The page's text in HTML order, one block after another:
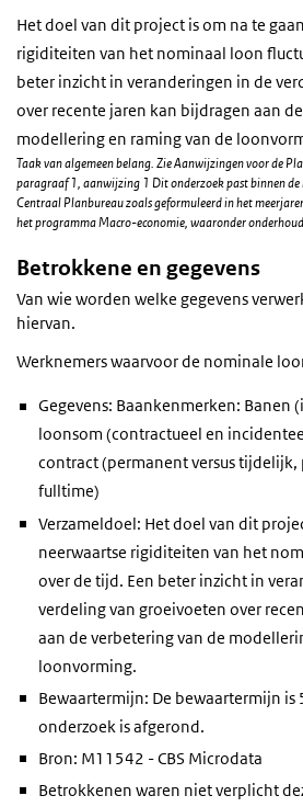
Het doel van dit project is om na te
rigiditeiten van het nominaal loon
beter inzicht in veranderingen in de
over recente jaren kan bijdragen aan
modellering en raming van de
Taak van algemeen belang. Zie Aanwijzingen voor de
paragraaf 1, aanwijzing 1 Dit onderzoek past binnen
Centraal Planbureau zoals geformuleerd in het
het programma Macro-economie, waaronder
Betrokkene en gegevens
Van wie worden welke gegevens
hiervan.
Werknemers waarvoor de nominale
Gegevens: Baankenmerken: Banen
loonsom (contractueel en
contract (permanent versus tijdelijk,
fulltime)
Verzameldoel: Het doel van dit
neerwaartse rigiditeiten van het
over de tijd. Een beter inzicht in
verdeling van groeivoeten over
aan de verbetering van de
loonvorming.
Bewaartermijn: De bewaartermijn is
onderzoek is afgerond.
Bron: M11542 - CBS Microdata
Betrokkenen waren niet verplicht